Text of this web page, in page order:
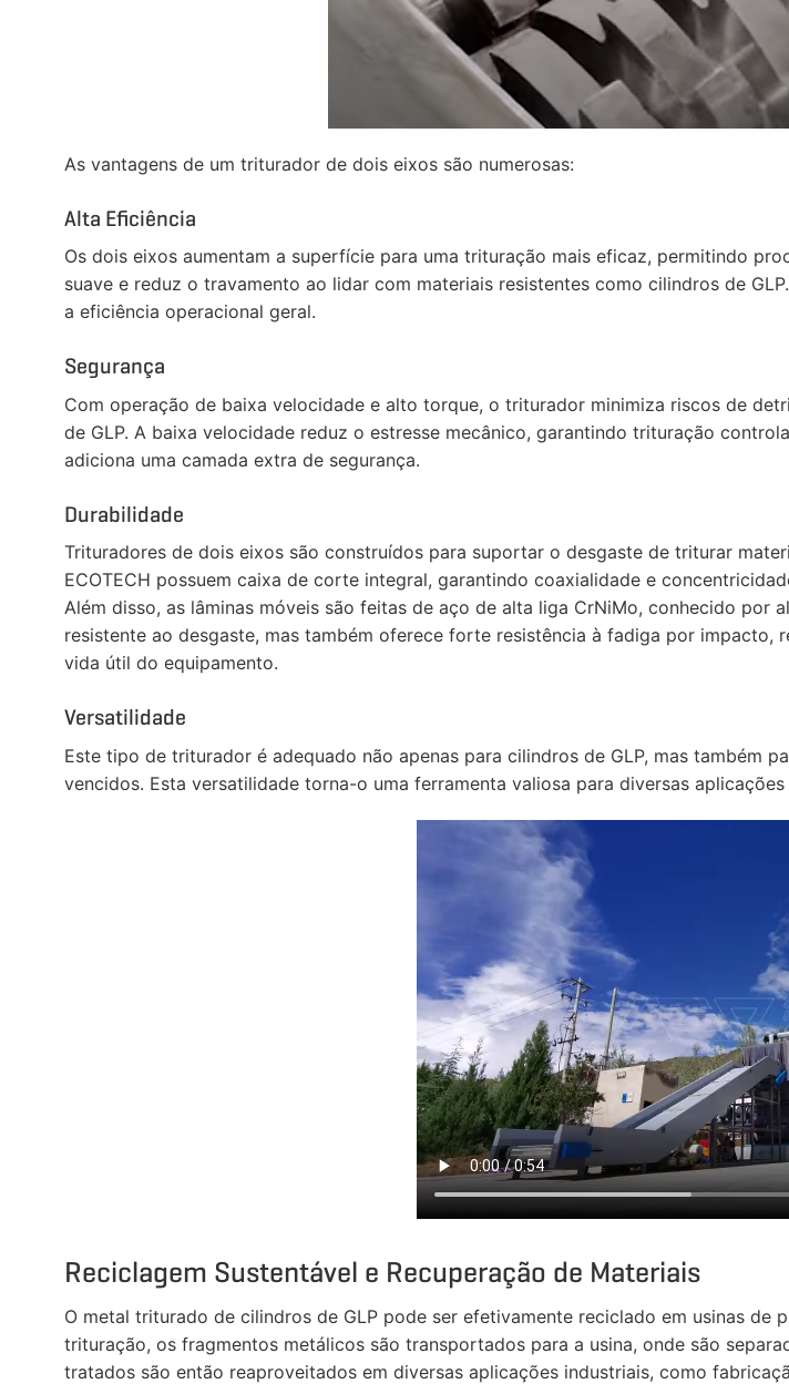
As vantagens de um triturador de dois eixos são numerosas:
Alta Eficiência
Os dois eixos aumentam a superfície para uma trituração mais eficaz, permitindo
suave e reduz o travamento ao lidar com materiais resistentes como cilindros de
a eficiência operacional geral.
Segurança
Com operação de baixa velocidade e alto torque, o triturador minimiza riscos de
de GLP. A baixa velocidade reduz o estresse mecânico, garantindo trituração
adiciona uma camada extra de segurança.
Durabilidade
Trituradores de dois eixos são construídos para suportar o desgaste de triturar
ECOTECH possuem caixa de corte integral, garantindo coaxialidade e
Além disso, as lâminas móveis são feitas de aço de alta liga CrNiMo, conhecido por
resistente ao desgaste, mas também oferece forte resistência à fadiga por
vida útil do equipamento.
Versatilidade
Este tipo de triturador é adequado não apenas para cilindros de GLP, mas também
vencidos. Esta versatilidade torna-o uma ferramenta valiosa para diversas aplicações
Reciclagem Sustentável e Recuperação de Materiais
O metal triturado de cilindros de GLP pode ser efetivamente reciclado em usinas
trituração, os fragmentos metálicos são transportados para a usina, onde são
tratados são então reaproveitados em diversas aplicações industriais, como